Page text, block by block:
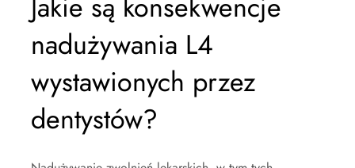
Jakie są konsekwencje
nadużywania L4
wystawionych przez
dentystów?